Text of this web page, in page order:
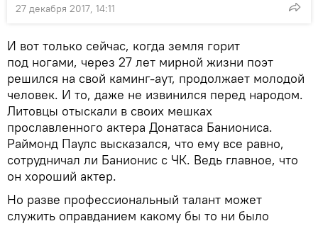
27 декабря 2017, 14:11
И вот только сейчас, когда земля горит
под ногами, через 27 лет мирной жизни поэт
решился на свой каминг-аут, продолжает молодой
человек. И то, даже не извинился перед народом.
Литовцы отыскали в своих мешках
прославленного актера Донатаса Баниониса.
Раймонд Паулс высказался, что ему все равно,
сотрудничал ли Банионис с ЧК. Ведь главное, что
он хороший актер.
Но разве профессиональный талант может
служить оправданием какому бы то ни было